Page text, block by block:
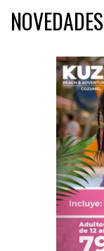
NOVEDADES